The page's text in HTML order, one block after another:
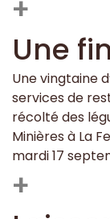
+
Une
Une vingtaine
services de
récolté des
Minières à La
mardi 17
+